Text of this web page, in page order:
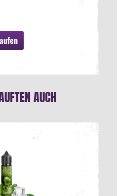
AUCH